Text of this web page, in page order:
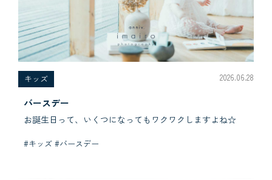
キッズ 2026.06.28
バースデー
お誕生日って、いくつになってもワクワクしますよね☆
#キッズ #バースデー